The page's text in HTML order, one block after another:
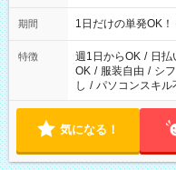
▼18:00～21:00
期間 1日だけの単発OK
特徴 週1日からOK / 日払
OK / 服装自由 / シ
し / パソコンスキル
気になる！